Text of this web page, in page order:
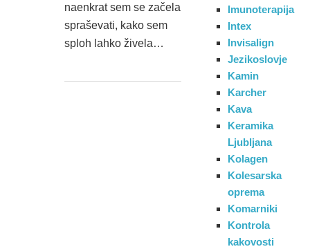
naenkrat sem se začela
spraševati, kako sem
sploh lahko živela…
Imunoterapija
Intex
Invisalign
Jezikoslovje
Kamin
Karcher
Kava
Keramika
Ljubljana
Kolagen
Kolesarska
oprema
Komarniki
Kontrola
kakovosti